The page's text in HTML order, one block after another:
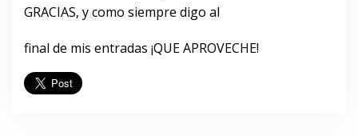
GRACIAS, y como siempre digo al
final de mis entradas ¡QUE APROVECHE!